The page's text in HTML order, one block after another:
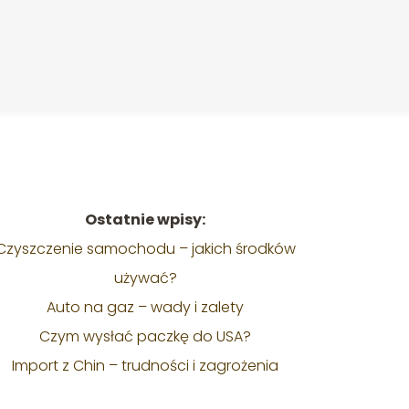
Ostatnie wpisy:
samochodu – jakich środków
używać?
Auto na gaz – wady i zalety
Czym wysłać paczkę do USA?
Import z Chin – trudności i zagrożenia